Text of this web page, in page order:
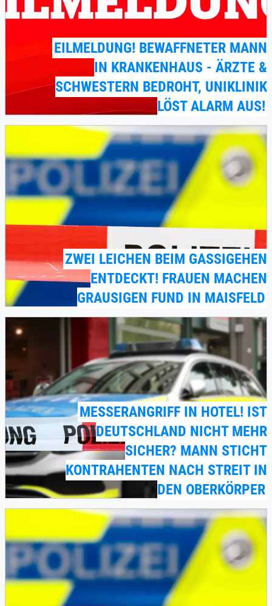
EILMELDUNG! BEWAFFNETER MANN
IN KRANKENHAUS - ÄRZTE &
SCHWESTERN BEDROHT, UNIKLINIK
LÖST ALARM AUS!
ZWEI LEICHEN BEIM GASSIGEHEN
ENTDECKT! FRAUEN MACHEN
GRAUSIGEN FUND IN MAISFELD
MESSERANGRIFF IN HOTEL! IST
DEUTSCHLAND NICHT MEHR
SICHER? MANN STICHT
KONTRAHENTEN NACH STREIT IN
DEN OBERKÖRPER